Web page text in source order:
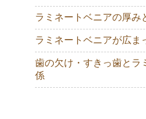
ラミネートベニアの厚み
ラミネートベニアが広ま
歯の欠け・すきっ歯とラ
係